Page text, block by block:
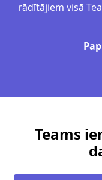
rādītājiem visā
Teams